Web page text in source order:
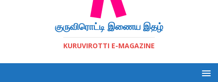
குருவிரொட்டி இணைய இதழ்
KURUVIROTTI E-MAGAZINE